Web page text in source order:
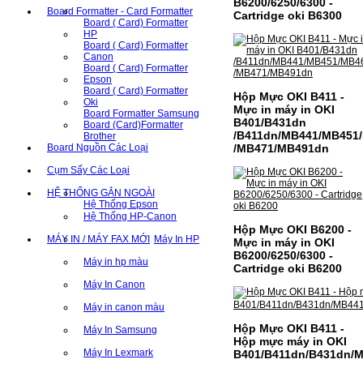
Board Formatter - Card Formatter
Board ( Card) Formatter
HP
Board ( Card) Formatter
Canon
Board ( Card) Formatter
Epson
Board ( Card) Formatter
Oki
Board Formatter Samsung
Board (Card)Formatter
Brother
Board Nguồn Các Loại
Cụm Sấy Các Loại
HỆ THỐNG GẮN NGOÀI
Hệ Thống Epson
Hệ Thống HP-Canon
MÁY IN / MÁY FAX MỚI Máy In HP
Máy in hp màu
Máy In Canon
Máy in canon màu
Máy In Samsung
Máy In Lexmark
B6200/6250/6300 -
Cartridge oki B6300
Hộp Mực OKI B411 -
Mực in máy in OKI
B401/B431dn
/B411dn/MB441/
/MB471/MB491dn
Hộp Mực OKI B6200 -
Mực in máy in OKI
B6200/6250/6300 -
Cartridge oki B6200
Hộp Mực OKI B411 -
Hộp mực máy in OKI
B401/B411dn/B431dn/